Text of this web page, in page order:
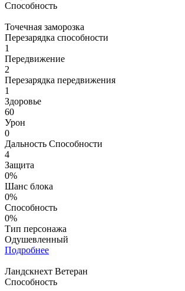
Способность
Точечная заморозка
Перезарядка способности
1
Передвижение
2
Перезарядка передвижения
1
Здоровье
60
Урон
0
Дальность Способности
4
Защита
0%
Шанс блока
0%
Способность
0%
Тип персонажа
Одушевленный
Подробнее
Ландскнехт Ветеран
Способность